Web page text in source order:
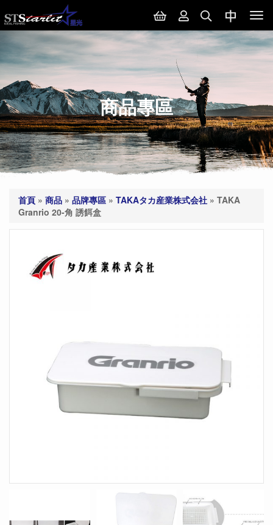
商品專區
首頁 » 商品 » 品牌專區 » TAKAタカ産業株式会社 » TAKA
Granrio 20-角 誘餌盒